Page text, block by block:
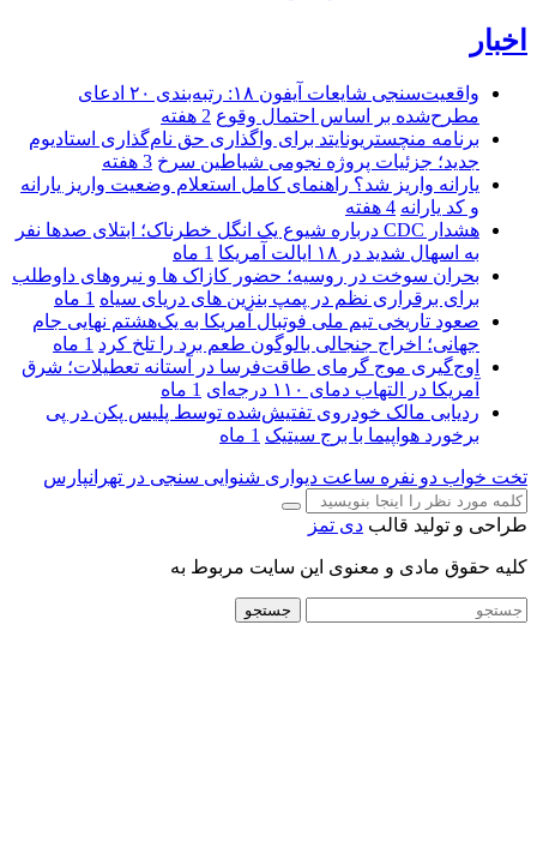
اخبار
واقعیت‌سنجی شایعات آیفون ۱۸: رتبه‌بندی ۲۰ ادعای
مطرح‌شده بر اساس احتمال وقوع 2 هفته
برنامه منچستریونایتد برای واگذاری حق نام‌گذاری استادیوم
جدید؛ جزئیات پروژه نجومی شیاطین سرخ 3 هفته
یارانه واریز شد؟ راهنمای کامل استعلام وضعیت واریز یارانه
و کد یارانه 4 هفته
هشدار CDC درباره شیوع یک انگل خطرناک؛ ابتلای صدها نفر
به اسهال شدید در ۱۸ ایالت آمریکا
1 ماه
بحران سوخت در روسیه؛ حضور کازاک‌ ها و نیروهای داوطلب
برای برقراری نظم در پمپ بنزین‌ های دریای سیاه 1 ماه
صعود تاریخی تیم ملی فوتبال آمریکا به یک‌هشتم نهایی جام
جهانی؛ اخراج جنجالی بالوگون طعم برد را تلخ کرد 1 ماه
اوج‌گیری موج گرمای طاقت‌فرسا در آستانه تعطیلات؛ شرق
آمریکا در التهاب دمای ۱۱۰ درجه‌ای
1 ماه
ردیابی مالک خودروی تفتیش‌شده توسط پلیس پکن در پی
برخورد هواپیما با برج سیتیک 1 ماه
تخت خواب دو نفره ساعت دیواری شنوایی سنجی در تهرانپارس
طراحی و تولید قالب دی تمز
کلیه حقوق مادی و معنوی این سایت مربوط به
جستجو